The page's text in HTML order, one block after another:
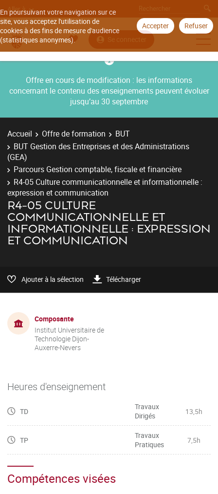
En poursuivant votre navigation sur ce
site, vous acceptez l'utilisation de
cookies à des fins de mesure d'audience
(statistiques anonymes).
Accepter Refuser
Aller à
Se connecter
Offre en cours de modification : les informations
concernant le contenu des enseignements peuvent évoluer
jusqu’au 30 septembre
Accueil Offre de formation
BUT
BUT Gestion des Entreprises et des Administrations
(GEA)
Parcours Gestion comptable, fiscale et financière
R4-05 Culture communicationnelle et informationnelle :
expression et communication
R4-05 CULTURE
COMMUNICATIONNELLE ET
INFORMATIONNELLE : EXPRESSION
ET COMMUNICATION
Ajouter à la sélection Télécharger
Composante
Institut Universitaire de
Technologie Dijon-
Auxerre-Nevers
Heures d'enseignement
TD
Travaux
Dirigés
13,5h
TP
Travaux
Pratiques
7,5h
Compétences visées